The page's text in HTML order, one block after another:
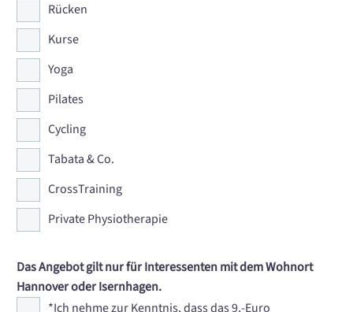
Rücken
Kurse
Yoga
Pilates
Cycling
Tabata & Co.
CrossTraining
Private Physiotherapie
Das Angebot gilt nur für Interessenten mit dem Wohnort
Hannover oder Isernhagen.
*Ich nehme zur Kenntnis, dass das 9,-Euro